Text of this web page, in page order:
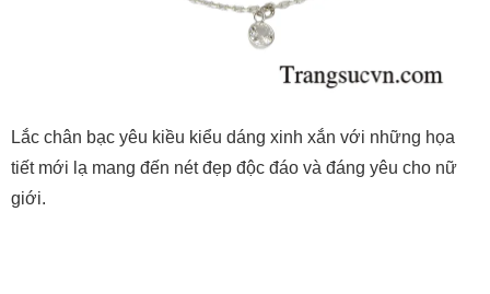
Lắc chân bạc yêu kiều kiểu dáng xinh xắn với những họa
tiết mới lạ mang đến nét đẹp độc đáo và đáng yêu cho nữ
giới.